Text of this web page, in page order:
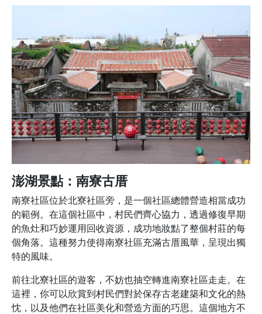
澎湖景點：南寮古厝
南寮社區位於北寮社區旁，是一個社區總體營造相當成功
的範例。在這個社區中，村民們齊心協力，透過修復早期
的魚灶和巧妙運用回收資源，成功地妝點了整個村莊的每
個角落。這種努力使得南寮社區充滿古厝風華，呈現出獨
特的風味。
前往北寮社區的遊客，不妨也抽空轉進南寮社區走走。在
這裡，你可以欣賞到村民們對於保存古老建築和文化的熱
忱，以及他們在社區美化和營造方面的巧思。這個地方不